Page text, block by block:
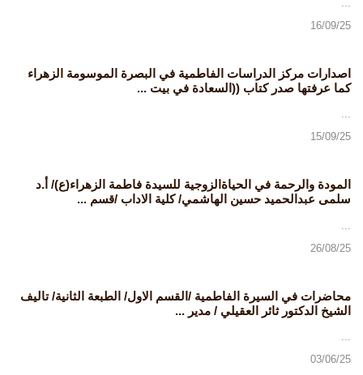
16/09/25
اصدارات مركز الدراسات الفاطمية في البصرة الموسومة الزهراء
كما عرفتها صدر كتاب ((السعادة في بيت ...
...
15/09/25
المودة والرحمة في الحياةالزوجية للسيدة فاطمة الزهراء(ع)/ أ.د
سلمى عبدالحميد حسين الهاشمي/ كلية الاداب /قسم ...
26/08/25
محاضرات في السيرة الفاطمية /القسم الاول/ الطبعة الثانية/ تاليف
الشيخ الدكتور ثائر العقيلي / مدير ...
...
03/06/25